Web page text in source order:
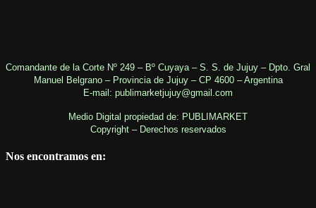
Comandante de la Corte Nº 249 – Bº Cuyaya – S. S. de Jujuy – Dpto. Gral
Manuel Belgrano – Provincia de Jujuy – CP 4600 – Argentina
E-mail: publimarketjujuy@gmail.com
Medio Digital propiedad de: PUBLIMARKET
Copyright – Derechos reservados
Nos encontramos en: